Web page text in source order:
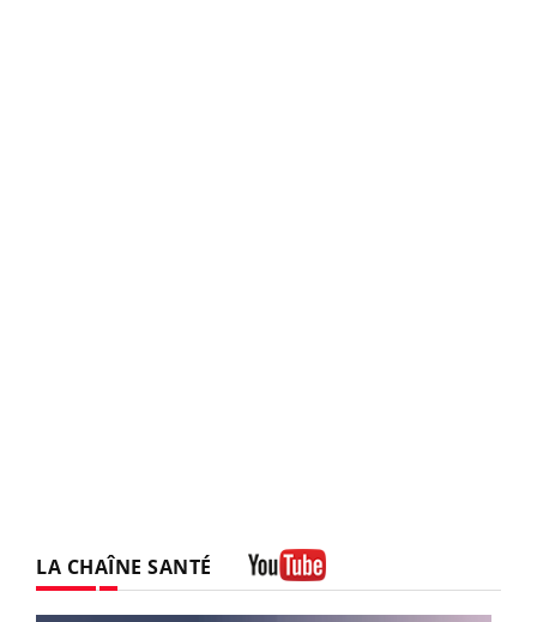
LA CHAÎNE SANTÉ